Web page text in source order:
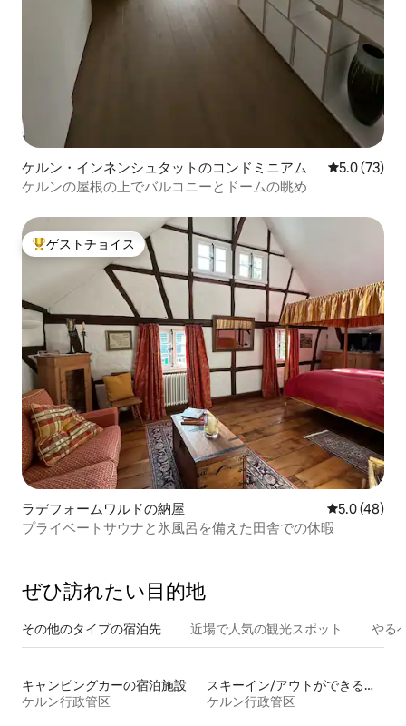
ケルン・インネンシュタットのコンドミニアム レビュー73
5.0 (73)
ケルンの屋根の上でバルコニーとドームの眺め
大好評のゲストチョイスです。
ゲストチョイス
ラデフォームワルドの納屋 レビュー48
5.0 (48)
プライベートサウナと氷風呂を備えた田舎での休暇
ぜひ訪⁠れ⁠た⁠い目⁠的⁠地
その他のタ⁠イ⁠プ⁠の宿⁠泊⁠先 近場で人気の観光スポット やる
キャンピングカーの宿泊施設
ケルン行政管区
スキーイン/アウトができる宿泊先
ケルン行政管区